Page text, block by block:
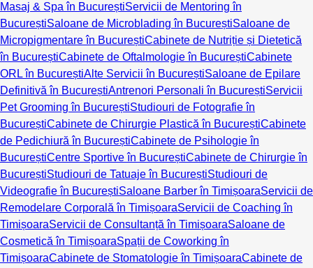
Masaj & Spa în BucureștiServicii de Mentoring în
BucureștiSaloane de Microblading în BucureștiSaloane de
Micropigmentare în BucureștiCabinete de Nutriție și Dietetică
în BucureștiCabinete de Oftalmologie în BucureștiCabinete
ORL în BucureștiAlte Servicii în BucureștiSaloane de Epilare
Definitivă în BucureștiAntrenori Personali în BucureștiServicii
Pet Grooming în BucureștiStudiouri de Fotografie în
BucureștiCabinete de Chirurgie Plastică în BucureștiCabinete
de Pedichiură în BucureștiCabinete de Psihologie în
BucureștiCentre Sportive în BucureștiCabinete de Chirurgie în
BucureștiStudiouri de Tatuaje în BucureștiStudiouri de
Videografie în BucureștiSaloane Barber în TimișoaraServicii de
Remodelare Corporală în TimișoaraServicii de Coaching în
TimișoaraServicii de Consultanță în TimișoaraSaloane de
Cosmetică în TimișoaraSpații de Coworking în
TimișoaraCabinete de Stomatologie în TimișoaraCabinete de